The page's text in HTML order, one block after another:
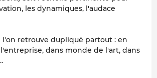
les dynamiques, l'audace
l'on retrouve dupliqué partout : en
dans monde de l'art, dans